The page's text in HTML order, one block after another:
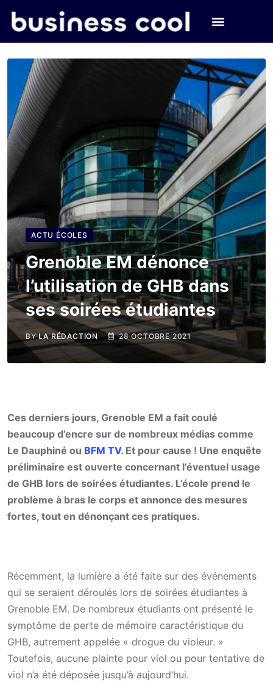
ACTU ÉCOLES
Grenoble EM dénonce
l’utilisation de GHB dans
ses soirées étudiantes
BYLA RÉDACTION 28 OCTOBRE 2021
Ces derniers jours, Grenoble EM a fait coulé
beaucoup d’encre sur de nombreux médias comme
Le Dauphiné ou BFM TV. Et pour cause ! Une enquête
préliminaire est ouverte concernant l’éventuel usage
de GHB lors de soirées étudiantes. L’école prend le
problème à bras le corps et annonce des mesures
fortes, tout en dénonçant ces pratiques.
Récemment, la lumière a été faite sur des événements
qui se seraient déroulés lors de soirées étudiantes à
Grenoble EM. De nombreux étudiants ont présenté le
symptôme de perte de mémoire caractéristique du
GHB, autrement appelée « drogue du violeur. »
Toutefois, aucune plainte pour viol ou pour tentative de
viol n’a été déposée jusqu’à aujourd’hui.